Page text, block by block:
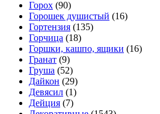
Горох (90)
Горошек душистый (16)
Гортензия (135)
Горчица (18)
Горшки, кашпо, ящики (16)
Гранат (9)
Груша (52)
Дайкон (29)
Девясил (1)
Дейция (7)